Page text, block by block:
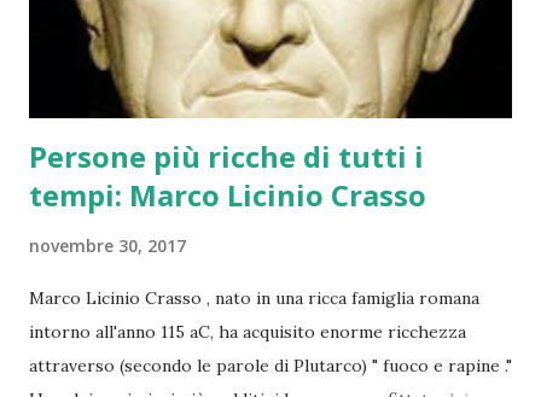
Conclusione: Se cerchi la soddisfazione immediata di
vincere qualcosa, anche se di piccolo valore, i Gr...
Persone più ricche di tutti i
tempi: Marco Licinio Crasso
novembre 30, 2017
Marco Licinio Crasso , nato in una ricca famiglia romana
intorno all'anno 115 aC, ha acquisito enorme ricchezza
attraverso (secondo le parole di Plutarco) " fuoco e rapine ."